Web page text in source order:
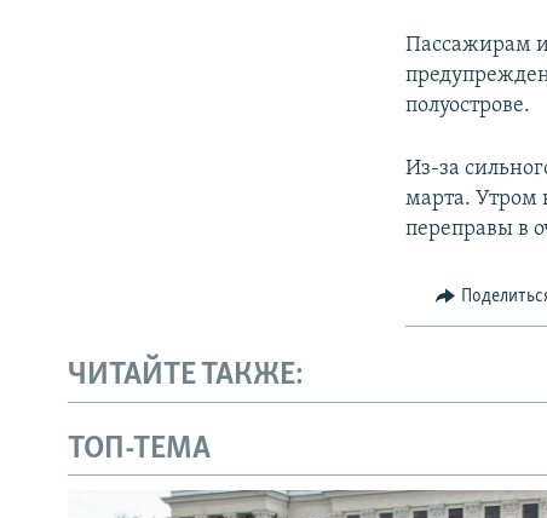
Пассажирам
полуострове.
Из-за
марта. Утром
переправы в
ЧИТАЙТЕ ТАКЖЕ:
ТОП-ТЕМА